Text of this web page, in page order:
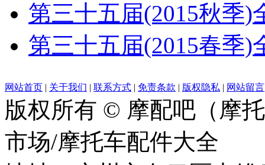
第三十五届(2015秋季
第三十五届(2015春季
网站首页 | 关于我们 | 联系方式 | 免责条款 | 版权隐私 | 网站留言
版权所有 © 摩配吧（摩
市场/摩托车配件大全